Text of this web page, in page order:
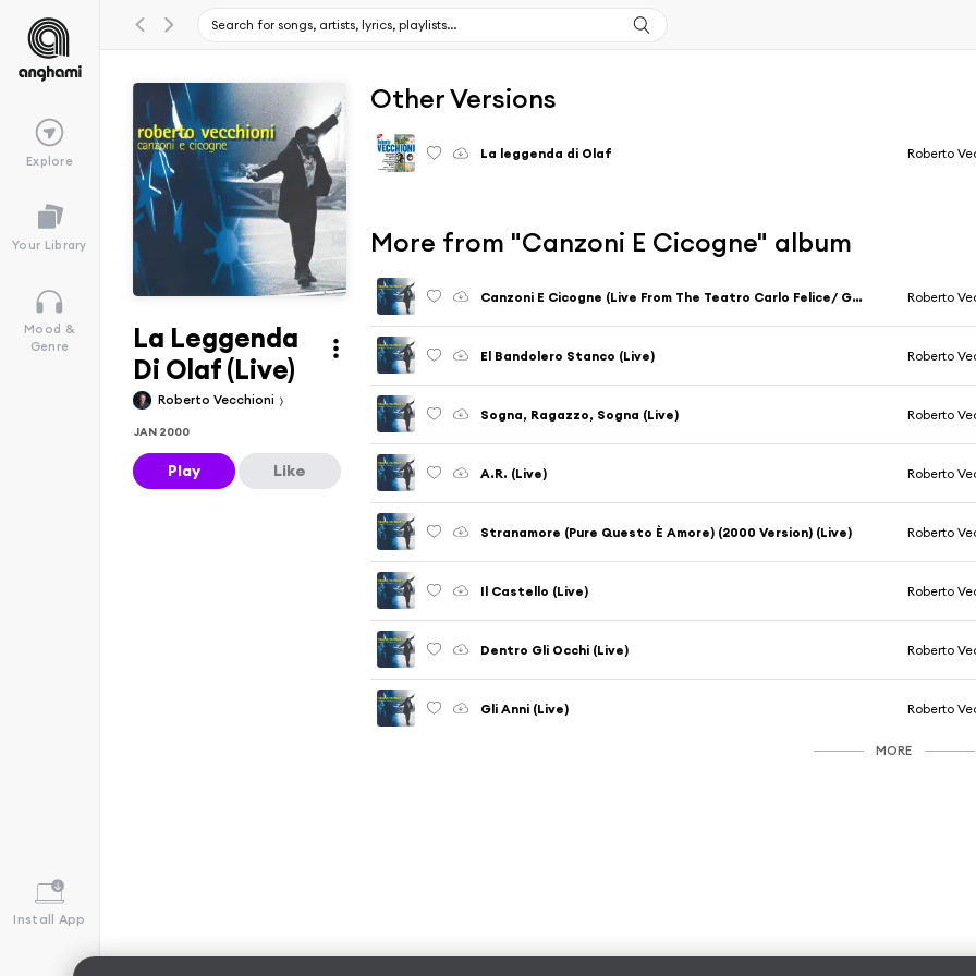
Explore
Your Library
Mood &
Genre
Install App
La Leggenda
Di Olaf (Live)
Roberto Vecchioni
JAN 2000
Play Like
Other Versions
La leggenda di Olaf Roberto
More from "Canzoni E Cicogne" album
Canzoni E Cicogne (Live From The Teatro Carlo Felice/ Genoa/ Italy, 1999) Roberto
El Bandolero Stanco (Live) Roberto
Sogna, Ragazzo, Sogna (Live) Roberto
A.R. (Live) Roberto
Stranamore (Pure Questo È Amore) (2000 Version) (Live) Roberto
Il Castello (Live) Roberto
Dentro Gli Occhi (Live) Roberto
Gli Anni (Live) Roberto
MORE